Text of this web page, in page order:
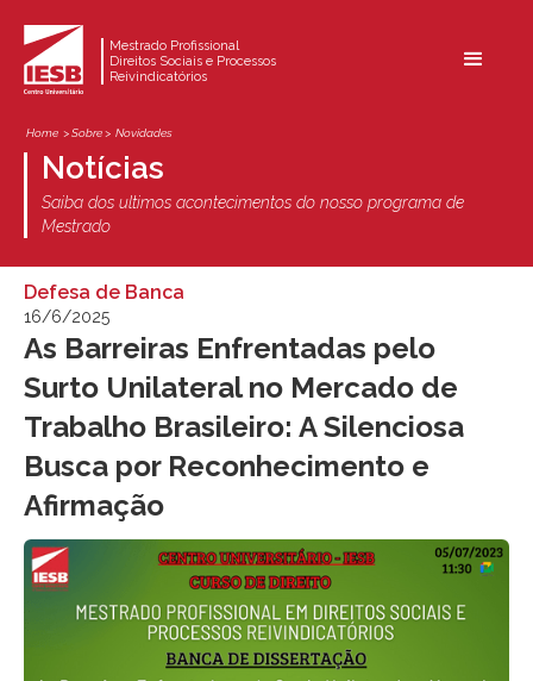
Mestrado Profissional
Direitos Sociais e Processos
Reivindicatórios
Home > Sobre > Novidades
Notícias
Saiba dos ultimos acontecimentos do nosso programa de
Mestrado
Defesa de Banca
16/6/2025
As Barreiras Enfrentadas pelo
Surto Unilateral no Mercado de
Trabalho Brasileiro: A Silenciosa
Busca por Reconhecimento e
Afirmação